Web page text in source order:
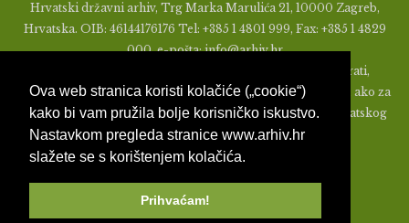
Ova web stranica koristi kolačiće („cookie“)
kako bi vam pružila bolje korisničko iskustvo.
Nastavkom pregleda stranice www.arhiv.hr
slažete se s korištenjem kolačića.
Prihvaćam!
Hrvatski državni arhiv, Trg Marka Marulića 21, 10000 Zagreb,
Hrvatska. OIB: 46144176176 Tel: +385 1 4801 999, Fax: +385 1 4829
000, e-pošta: info@arhiv.hr
Zabranjeno je u bilo kojem obliku objavljivati, distribuirati,
mijenjati ili na ikoji način koristiti materijale s ovih stranica, ako za
to nije prethodno izdato pismeno odobrenje od strane Hrvatskog
državnog arhiva.